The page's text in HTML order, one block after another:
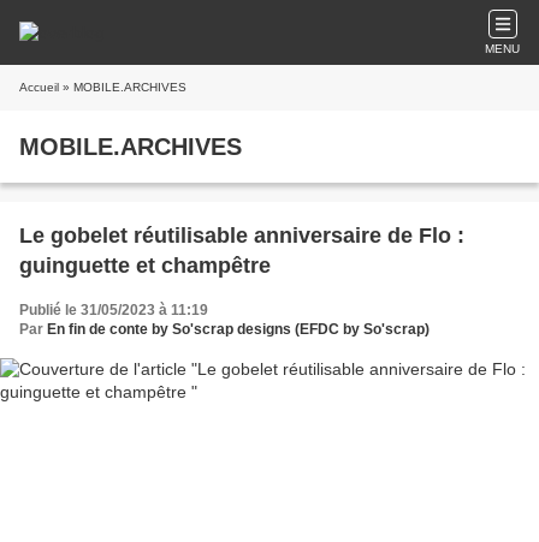
MENU
Accueil » MOBILE.ARCHIVES
MOBILE.ARCHIVES
Le gobelet réutilisable anniversaire de Flo :
guinguette et champêtre
Publié le 31/05/2023 à 11:19
Par En fin de conte by So'scrap designs (EFDC by So'scrap)